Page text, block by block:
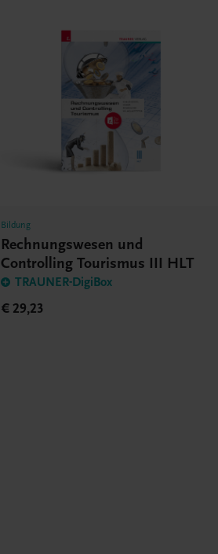
Bildung
Rechnungswesen und
Controlling Tourismus III HLT
TRAUNER-DigiBox
€ 29,23